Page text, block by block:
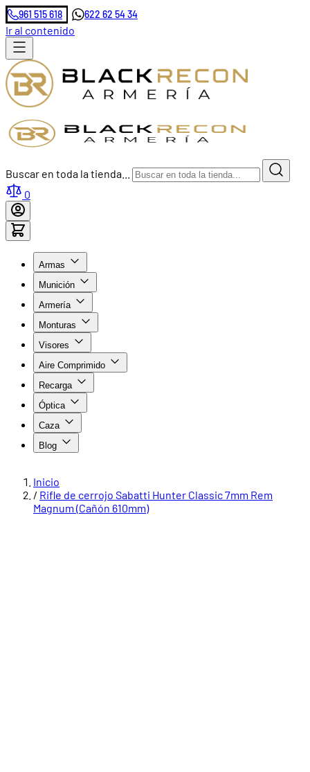
961 515 618 622 62 54 34
Ir al contenido
Buscar en toda la tienda...
0
Armas
Munición
Armería
Monturas
Visores
Aire Comprimido
Recarga
Óptica
Caza
Blog
Inicio
/ Rifle de cerrojo Sabatti Hunter Classic 7mm Rem
Magnum (Cañón 610mm)